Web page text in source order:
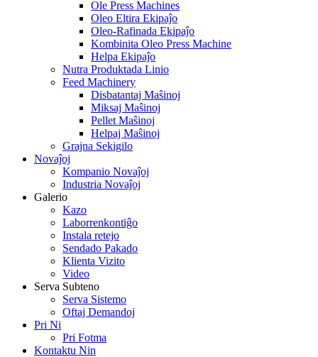
Ole Press Machines
Oleo Eltira Ekipaĵo
Oleo-Rafinada Ekipaĵo
Kombinita Oleo Press Machine
Helpa Ekipaĵo
Nutra Produktada Linio
Feed Machinery
Disbatantaj Maŝinoj
Miksaj Maŝinoj
Pellet Maŝinoj
Helpaj Maŝinoj
Grajna Sekigilo
Novaĵoj
Kompanio Novaĵoj
Industria Novaĵoj
Galerio
Kazo
Laborrenkontiĝo
Instala retejo
Sendado Pakado
Klienta Vizito
Video
Serva Subteno
Serva Sistemo
Oftaj Demandoj
Pri Ni
Pri Fotma
Kontaktu Nin